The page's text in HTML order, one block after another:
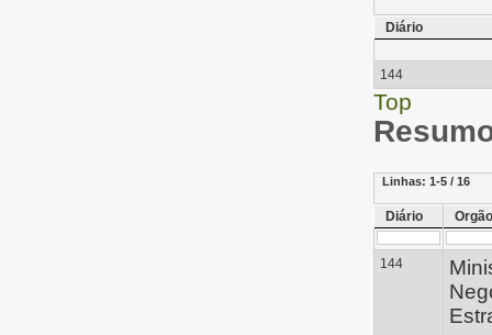
Diário
144
Top
Linhas: 1-5 / 16
Diário Orgão
144